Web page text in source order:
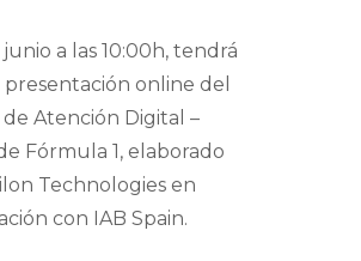
junio a las 10:00h, tendrá
presentación online del
Atención Digital –
Fórmula 1, elaborado
Technologies en
con IAB Spain.